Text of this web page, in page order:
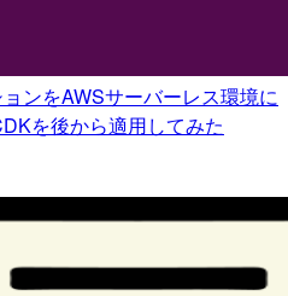
ンをAWSサーバーレス環境に
を後から適用してみた